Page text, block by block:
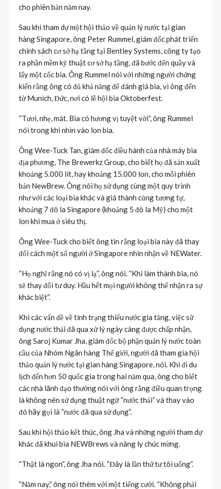
cho phiên bản năm nay.
Sau khi tham dự một hội thảo về quản lý nước tại gian
hàng Singapore, ông Peter Rummel, giám đốc phát triển
chính sách cơ sở hạ tầng tại Bentley Systems, công ty tạo
ra phần mềm kỹ thuật cơ sở hạ tầng, đã bước đến quầy và
lấy một cốc bia. Ông Rummel nói với những người chứng
kiến rằng ông có đủ khả năng để đánh giá bia, vì ông đến
từ Munich, Đức, nơi có lễ hội bia Oktoberfest.
“Tươi, nhẹ, mát. Bia có hương vị tuyệt vời”, ông Rummel
nói trong khi nhìn vào lon bia.
Ông Wee-Tuck Tan, giám đốc điều hành của nhà máy bia
địa phương, The Brewerkz Group, cho biết họ đã sản xuất
khoảng 5.000 lít, hay khoảng 15.000 lon, cho mỗi phiên
bản NewBrew. Ông nói họ sử dụng cùng một quy trình
như với các loại bia khác và giá thành cũng tương tự,
khoảng 7 đô la Singapore (khoảng 5 đô la Mỹ) cho một
lon khi mua ở siêu thị.
Ông Wee-Tuck cho biết ông tin rằng loại bia này đã thay
đổi cách một số người ở Singapore nhìn nhận về NEWater.
“Họ nghĩ rằng nó có vị lạ”, ông nói. “Khi làm thành bia, nó
sẽ thay đổi tư duy. Hầu hết mọi người không thể nhận ra sự
khác biệt”.
Khi các vấn đề về tình trạng thiếu nước gia tăng, việc sử
dụng nước thải đã qua xử lý ngày càng được chấp nhận,
ông Saroj Kumar Jha, giám đốc bộ phận quản lý nước toàn
cầu của Nhóm Ngân hàng Thế giới, người đã tham gia hội
thảo quản lý nước tại gian hàng Singapore, nói. Khi đi du
lịch đến hơn 50 quốc gia trong hai năm qua, ông cho biết
các nhà lãnh đạo thường nói với ông rằng điều quan trọng
là không nên sử dụng thuật ngữ “nước thải” và thay vào
đó hãy gọi là “nước đã qua sử dụng”.
Sau khi hội thảo kết thúc, ông Jha và những người tham dự
khác đã khui bia NEWBrews và nâng ly chúc mừng.
“Thật là ngon”, ông Jha nói. “Đây là lần thứ tư tôi uống”.
“Năm nay,” ông nói thêm với một tiếng cười. “Không phải